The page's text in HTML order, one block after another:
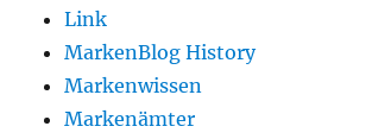
Link
MarkenBlog History
Markenwissen
Markenämter